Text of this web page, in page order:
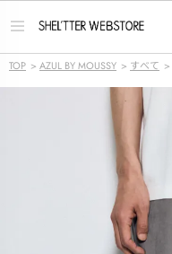
メ
ー
を
TOP > AZUL BY MOUSSY > すべて >